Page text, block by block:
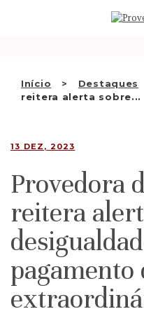
Início Destaques
reitera alerta sobre...
QUEM SOMOS
DECISÕES
PT
13 DEZ, 2023
Provedora
reitera
pagamento